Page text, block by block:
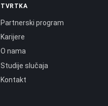
TVRTKA
Partnerski program
Karijere
O nama
Studije slučaja
Kontakt